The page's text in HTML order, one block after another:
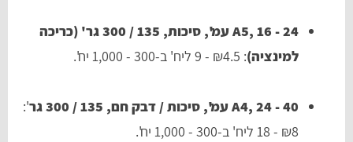
A5, 16 - 24 עמ', סיכות, 135 / 300 גר' (כריכה
למינציה): ₪4.5 - 9 ליח' ב-300 - 1,000 יח'.
A4, 24 - 40 עמ', סיכות / דבק חם, 135 / 300 גר
':
₪8 - 18 ליח' ב-300 - 1,000 יח'.